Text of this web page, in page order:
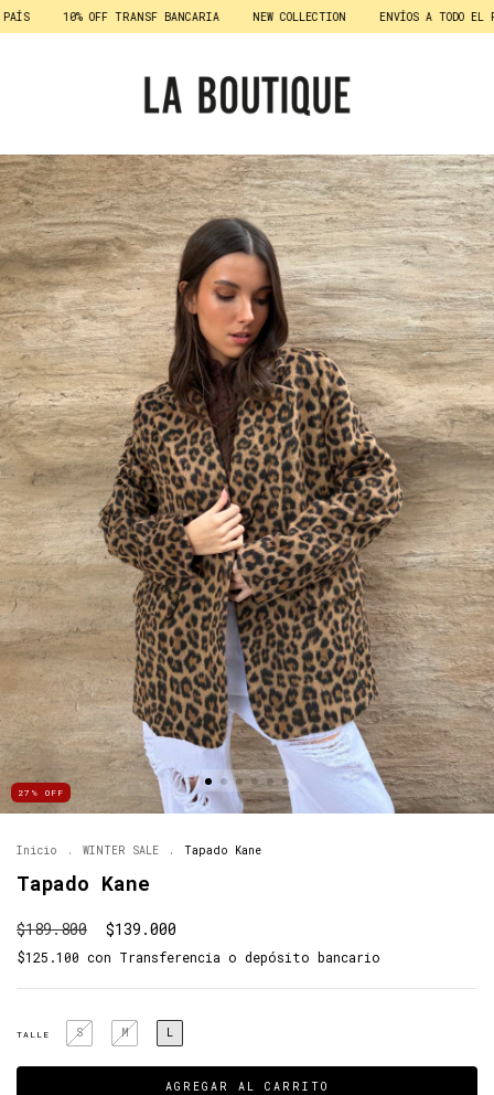
10% OFF TRANSF BANCARIA NEW COLLECTION ENVÍOS A TODO EL PAÍS
27 % OFF
Inicio . WINTER SALE . Tapado Kane
Tapado Kane
$189.800 $139.000
$125.100 con Transferencia o depósito bancario
TALLE S M L